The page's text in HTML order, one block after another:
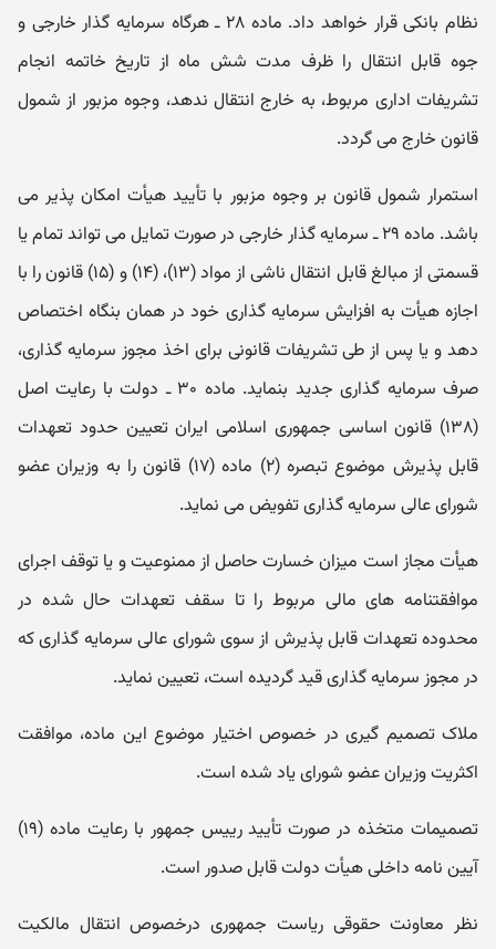
نظام بانکی قرار خواهد داد. ماده ۲۸ ـ هرگاه سرمایه گذار خارجی و
جوه قابل انتقال را ظرف مدت شش ماه از تاریخ خاتمه انجام
تشریفات اداری مربوط، به خارج انتقال ندهد، وجوه مزبور از شمول
قانون خارج می گردد.
استمرار شمول قانون بر وجوه مزبور با تأیید هیأت امکان پذیر می
باشد. ماده ۲۹ ـ سرمایه گذار خارجی در صورت تمایل می تواند تمام یا
قسمتی از مبالغ قابل انتقال ناشی از مواد (۱۳)، (۱۴) و (۱۵) قانون را با
اجازه هیأت به افزایش سرمایه گذاری خود در همان بنگاه اختصاص
دهد و یا پس از طی تشریفات قانونی برای اخذ مجوز سرمایه گذاری،
صرف سرمایه گذاری جدید بنماید. ماده ۳۰ ـ دولت با رعایت اصل
(۱۳۸) قانون اساسی جمهوری اسلامی ایران تعیین حدود تعهدات
قابل پذیرش موضوع تبصره (۲) ماده (۱۷) قانون را به وزیران عضو
شورای عالی سرمایه گذاری تفویض می نماید.
هیأت مجاز است میزان خسارت حاصل از ممنوعیت و یا توقف اجرای
موافقتنامه های مالی مربوط را تا سقف تعهدات حال شده در
محدوده تعهدات قابل پذیرش از سوی شورای عالی سرمایه گذاری که
در مجوز سرمایه گذاری قید گردیده است، تعیین نماید.
ملاک تصمیم گیری در خصوص اختیار موضوع این ماده، موافقت
اکثریت وزیران عضو شورای یاد شده است.
تصمیمات متخذه در صورت تأیید رییس جمهور با رعایت ماده (۱۹)
آیین نامه داخلی هیأت دولت قابل صدور است.
نظر معاونت حقوقی ریاست جمهوری درخصوص انتقال مالکیت